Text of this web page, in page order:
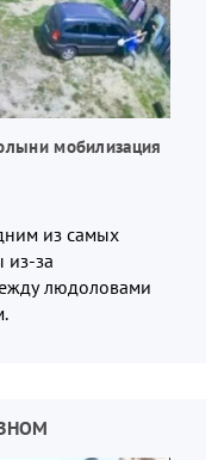
мобилизация
из самых
из-за
людоловами